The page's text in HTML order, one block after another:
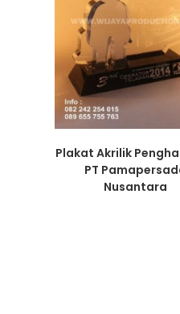
Plakat Akrilik
PT
Nusantara